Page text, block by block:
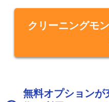
クリーニングモ
無料オプションが